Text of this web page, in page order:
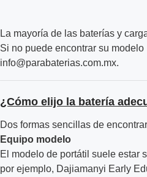
La mayoría de las baterías y
Si no puede encontrar su
info@parabaterias.com.mx.
¿Cómo elijo la batería
Dos formas sencillas de
Equipo modelo
El modelo de portátil suele estar
por ejemplo, Dajiamanyi Early